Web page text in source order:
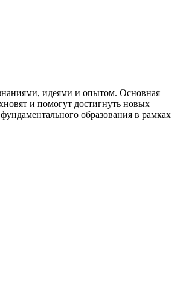
идеями и опытом. Основная
и помогут достигнуть новых
образования в рамках